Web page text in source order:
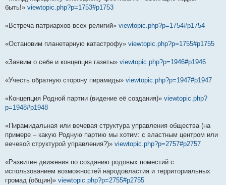
быть!» viewtopic.php?p=1753#p1753
«Встреча патриархов всех религий» viewtopic.php?p=1754#p1754
«Остановим планетарную катастрофу» viewtopic.php?p=1755#p1755
«Заявим о себе и концепция газеты» viewtopic.php?p=1946#p1946
«Учесть обратную сторону пирамиды» viewtopic.php?p=1947#p1947
«Концепция Родной партии (видение её создания)» viewtopic.php?
p=1948#p1948
«Пирамидальная или вечевая структура управления общества (на
примере – какую Родную партию мы хотим: с властным центром или
вечевой структурой управления?)» viewtopic.php?p=2757#p2757
«Развитие движения по созданию родовых поместий с
использованием возможностей народовластия и территориальных
громад (общин)» viewtopic.php?p=2755#p2755